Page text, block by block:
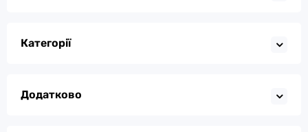
Категорії
Додатково